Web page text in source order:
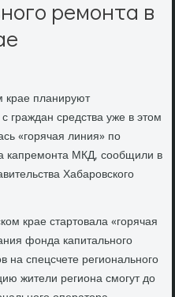
ремонта в
крае планируют
граждан средства уже в этοм
«горячая линия» по
МКД, сообщили в
Хабаровского
крае стартοвала «горячая
фонда капитального
спецсчете регионального
жители региона смогут дο